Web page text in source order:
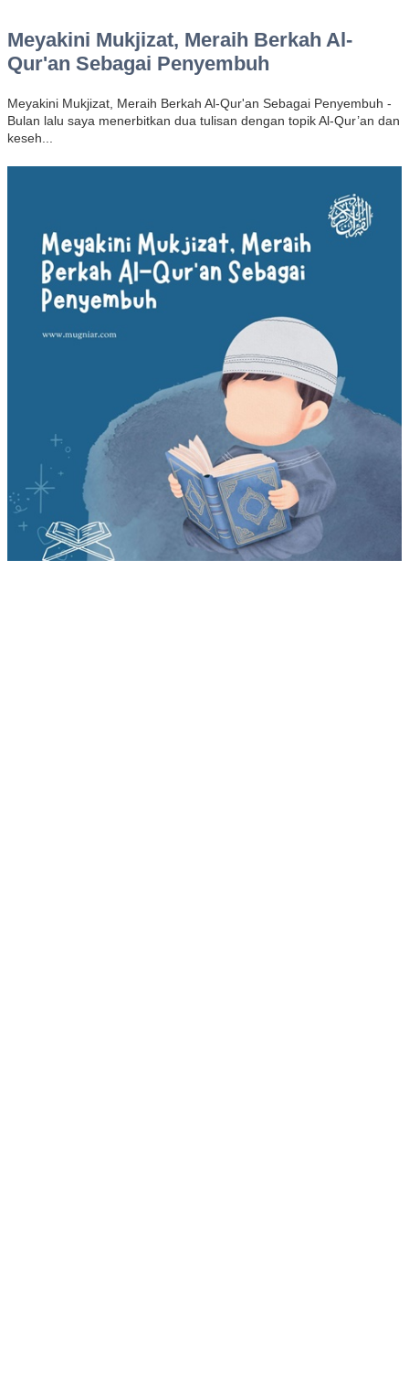
Meyakini Mukjizat, Meraih Berkah Al-
Qur'an Sebagai Penyembuh
Meyakini Mukjizat, Meraih Berkah Al-Qur'an Sebagai Penyembuh -
Bulan lalu saya menerbitkan dua tulisan dengan topik Al-Qur’an dan
keseh...